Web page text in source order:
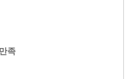
족